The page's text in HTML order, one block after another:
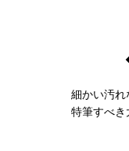
細かい汚れ
特筆すべき